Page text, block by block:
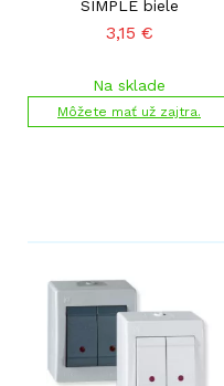
SIMPLE biele
3,15 €
Na sklade
Môžete mať už zajtra.